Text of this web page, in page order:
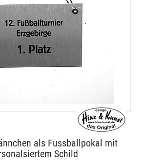
als Fussballpokal mit
Schild